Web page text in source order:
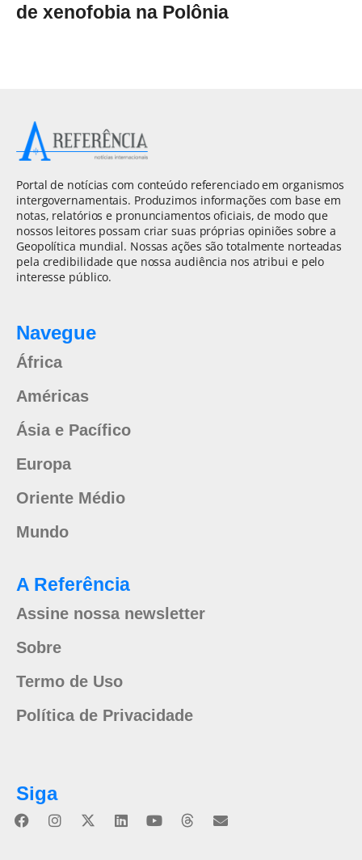
de xenofobia na Polônia
Portal de notícias com conteúdo referenciado em organismos
intergovernamentais. Produzimos informações com base em
notas, relatórios e pronunciamentos oficiais, de modo que
nossos leitores possam criar suas próprias opiniões sobre a
Geopolítica mundial. Nossas ações são totalmente norteadas
pela credibilidade que nossa audiência nos atribui e pelo
interesse público.
Navegue
África
Américas
Ásia e Pacífico
Europa
Oriente Médio
Mundo
A Referência
Assine nossa newsletter
Sobre
Termo de Uso
Política de Privacidade
Siga